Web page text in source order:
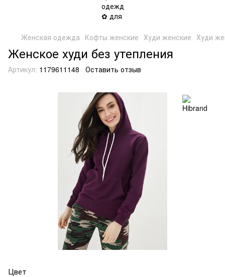
Женская одежда Кофты женские Худи женские Худи
Женское худи без утепления
Артикул: 1179611148 Оставить отзыв
Цвет